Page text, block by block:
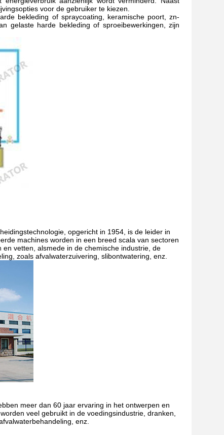
voor de gebruiker te kiezen.
bekleding of spraycoating, keramische poort, zn-
gelaste harde bekleding of sproeibewerkingen, zijn
opgericht in 1954, is de leider in
machines worden in een breed scala van sectoren
vetten, alsmede in de chemische industrie, de
zoals afvalwaterzuivering, slibontwatering, enz.
meer dan 60 jaar ervaring in het ontwerpen en
veel gebruikt in de voedingsindustrie, dranken,
enz.